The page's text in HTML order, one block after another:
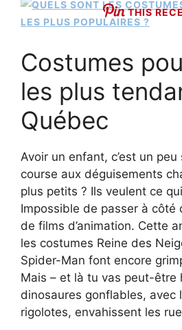
THIS
Costumes
les plus
Québec
Avoir un enfant, c’est un
course aux déguisements
plus petits ? Ils veulent ce
Impossible de passer à côté
de films d’animation. Cette
les costumes Reine des
Spider-Man font encore
Mais – et là tu vas peut-être
dinosaures gonflables, avec
rigolotes, envahissent les